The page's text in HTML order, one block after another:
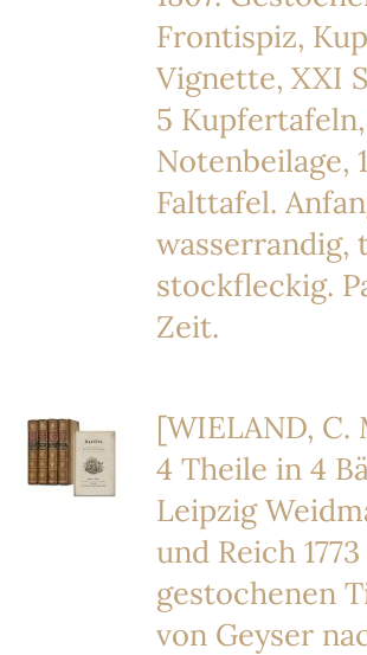
Frontispiz,
Vignette, XXI
5
Notenbeilage,
Falttafel.
wasserrandig,
stockfleckig.
Zeit.
[WIELAND, C.
4 Theile in 4
Leipzig
und Reich
gestochenen
von Geyser